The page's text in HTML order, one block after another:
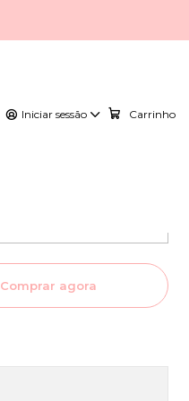
Iniciar sessão Carrinho
Comprar agora